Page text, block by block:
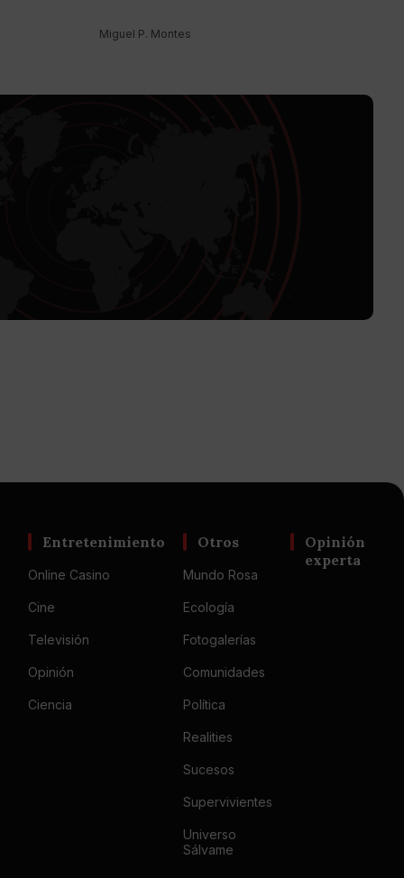
Miguel P. Montes
Entretenimiento
Online Casino
Cine
Televisión
Opinión
Ciencia
Otros
Mundo Rosa
Ecología
Fotogalerías
Comunidades
Política
Realities
Sucesos
Supervivientes
Universo
Sálvame
Opinión
experta